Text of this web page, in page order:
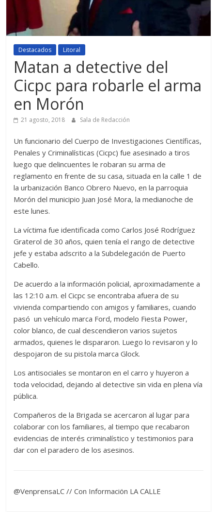
Destacados Litoral
Matan a detective del
Cicpc para robarle el arma
en Morón
21 agosto, 2018 Sala de Redacción
Un funcionario del Cuerpo de Investigaciones Científicas,
Penales y Criminalísticas (Cicpc) fue asesinado a tiros
luego que delincuentes le robaran su arma de
reglamento en frente de su casa, situada en la calle 1 de
la urbanización Banco Obrero Nuevo, en la parroquia
Morón del municipio Juan José Mora, la medianoche de
este lunes.
La víctima fue identificada como Carlos José Rodríguez
Graterol de 30 años, quien tenía el rango de detective
jefe y estaba adscrito a la Subdelegación de Puerto
Cabello.
De acuerdo a la información policial, aproximadamente a
las 12:10 a.m. el Cicpc se encontraba afuera de su
vivienda compartiendo con amigos y familiares, cuando
pasó un vehículo marca Ford, modelo Fiesta Power,
color blanco, de cual descendieron varios sujetos
armados, quienes le dispararon. Luego lo revisaron y lo
despojaron de su pistola marca Glock.
Los antisociales se montaron en el carro y huyeron a
toda velocidad, dejando al detective sin vida en plena vía
pública.
Compañeros de la Brigada se acercaron al lugar para
colaborar con los familiares, al tiempo que recabaron
evidencias de interés criminalístico y testimonios para
dar con el paradero de los asesinos.
@VenprensaLC // Con Informaciön LA CALLE